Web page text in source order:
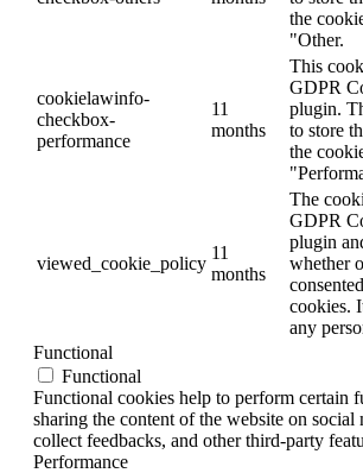
the
"Other.
cookielawinfo-
checkbox-
performance
11
months
This
GDPR
plugin.
to store
the
viewed_cookie_policy
11
months
The
GDPR
plugin
whether
cookies.
any
Functional
Functional
Functional cookies help to perform certain
sharing the content of the website on social
collect feedbacks, and other third-party
Performance